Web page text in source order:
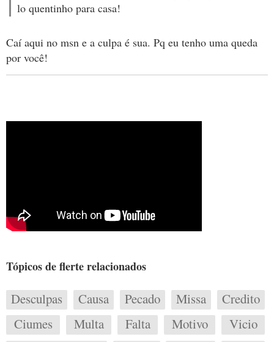
lo quentinho para casa!
Caí aqui no msn e a culpa é sua. Pq eu tenho uma queda
por você!
Tópicos de flerte relacionados
Desculpas Causa Pecado Missa
Credito
Ciumes
Multa Falta Motivo
Vicio